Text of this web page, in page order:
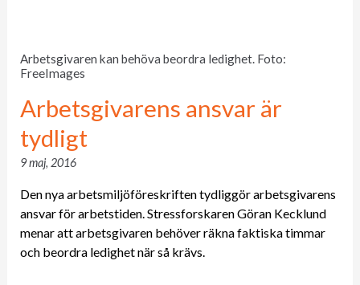
Arbetsgivaren kan behöva beordra ledighet. Foto:
FreeImages
Arbetsgivarens ansvar är
tydligt
9 maj, 2016
Den nya arbetsmiljöföreskriften tydliggör arbetsgivarens
ansvar för arbetstiden. Stressforskaren Göran Kecklund
menar att arbetsgivaren behöver räkna faktiska timmar
och beordra ledighet när så krävs.